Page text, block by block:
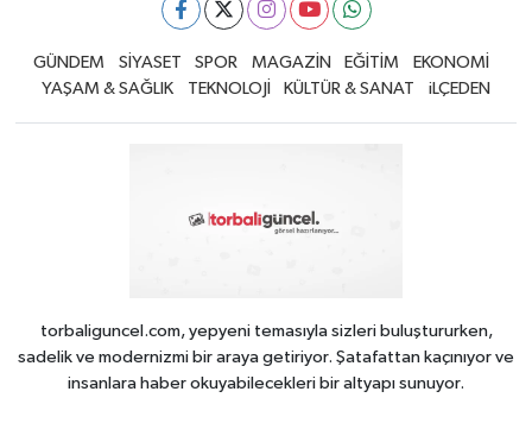
GÜNDEM SİYASET SPOR MAGAZİN EĞİTİM
EKONOMİ
YAŞAM & SAĞLIK
TEKNOLOJİ KÜLTÜR & SANAT iLÇEDEN
torbaliguncel.com, yepyeni temasıyla sizleri buluştururken,
sadelik ve modernizmi bir araya getiriyor. Şatafattan kaçınıyor ve
insanlara haber okuyabilecekleri bir altyapı sunuyor.